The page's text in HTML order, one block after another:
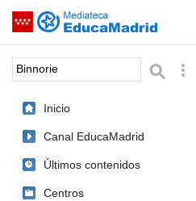
Saltar navegación
Palabra o frase:
Inicio
Canal EducaMadrid
Últimos contenidos
Centros